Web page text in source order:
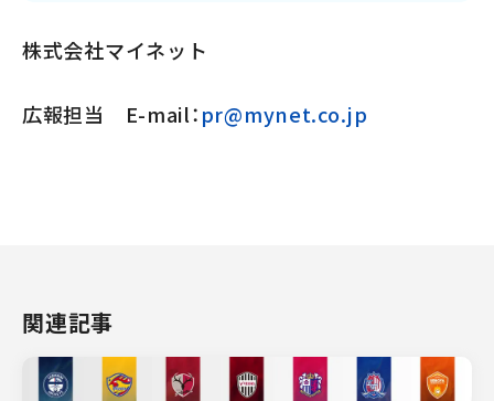
株式会社マイネット
広報担当 E-mail：pr@mynet.co.jp
関連記事